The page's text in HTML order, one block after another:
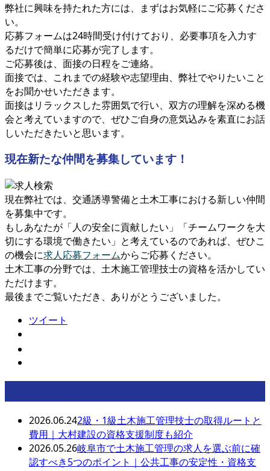
弊社に興味を持たれた方には、まずはお気軽にご応募くださ
い。
応募フォームは24時間受け付けており、必要事項を入力す
るだけで簡単に応募が完了します。
ご応募後は、面接の日程をご連絡。
面接では、これまでの経験や志望理由、弊社でやりたいこと
をお聞かせいただきます。
面接はリラックスした雰囲気で行い、双方の理解を深める機
会と考えていますので、ぜひご自身の意気込みを素直にお話
しいただきたいと思います。
現在新たな仲間を募集しています！
現在弊社では、交通誘導警備と土木工事における新しい仲間
を募集中です。
もしあなたが「人の安全に貢献したい」「チームワークを大
切にする環境で働きたい」と考えているのであれば、ぜひこ
の機会に求人応募フォームからご応募ください。
土木工事の分野では、土木施工管理技士の資格を活かしてい
ただけます。
最後までご覧いただき、ありがとうございました。
ツイート
2026.06.242級・1級土木施工管理技士の取得ルートと
費用｜大村建設の資格支援制度も紹介
2026.05.26岐阜市で土木施工管理の求人を選ぶ前に確
認すべき5つのポイント｜公共工事の安定性・資格支